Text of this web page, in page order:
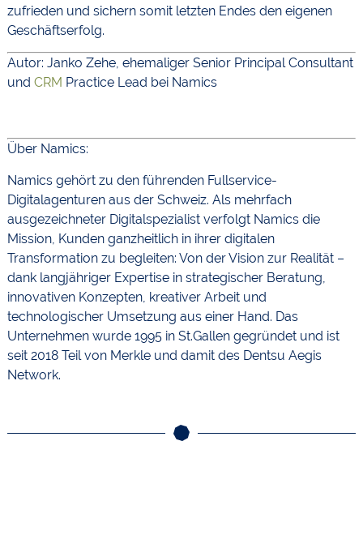
zufrieden und sichern somit letzten Endes den eigenen
Geschäftserfolg.
Autor: Janko Zehe, ehemaliger Senior Principal Consultant
und CRM Practice Lead bei Namics
Über Namics:
Namics gehört zu den führenden Fullservice-
Digitalagenturen aus der Schweiz. Als mehrfach
ausgezeichneter Digitalspezialist verfolgt Namics die
Mission, Kunden ganzheitlich in ihrer digitalen
Transformation zu begleiten: Von der Vision zur Realität –
dank langjähriger Expertise in strategischer Beratung,
innovativen Konzepten, kreativer Arbeit und
technologischer Umsetzung aus einer Hand. Das
Unternehmen wurde 1995 in St.Gallen gegründet und ist
seit 2018 Teil von Merkle und damit des Dentsu Aegis
Network.